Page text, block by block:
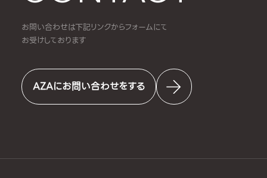
お問い合わせは下記リンクからフォームにて
お受けしております
AZAにお問い合わせをする